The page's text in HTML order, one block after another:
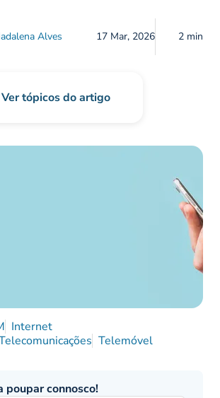
Alves 17 Mar, 2026 2 min
Ver tópicos do artigo
Internet
Telemóvel
poupar connosco!